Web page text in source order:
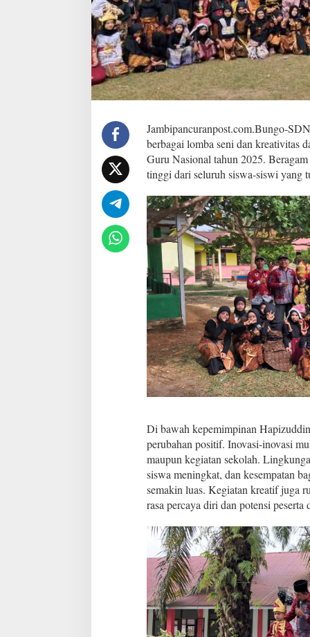
I
E
m
b
a
c
a
n
G
e
d
a
n
G
e
l
a
r
o
m
b
a
S
e
n
i
d
a
n
r
a
t
i
v
t
a
s
Jambipancuranpost.com.Bungo-
berbagai lomba seni dan kreativitas
Guru Nasional tahun 2025.
tinggi dari seluruh siswa-siswi yang
Di bawah kepemimpinan
perubahan positif. Inovasi-inovasi
maupun kegiatan sekolah.
siswa meningkat, dan kesempatan
semakin luas. Kegiatan kreatif juga
rasa percaya diri dan potensi peserta